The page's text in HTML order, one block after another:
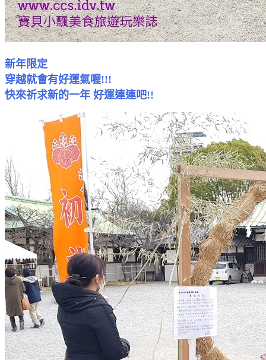
新年限定
穿越就會有好運氣喔!!!
快來祈求新的一年 好運連連吧!!